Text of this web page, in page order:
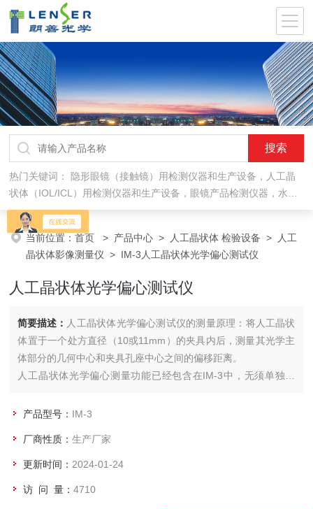
热门关键词： 隐形眼镜（接触镜）用检测仪器和生产设备，人工晶
状体（IOL/ICL）用检测仪器和生产设备，眼镜产品检测仪器，水气
处理环保设备
当前位置：首页 > 产品中心 > 人工晶状体 检验设备 >
人工
晶状体影像测量仪 > IM-3人工晶状体光学偏心测试仪
人工晶状体光学偏心测试仪
简要描述： 人工晶状体光学偏心测试仪的测量原理：将人工晶状
体置于一个处方直径（10或11mm）的夹具内后，测量其光学主
体部分的几何中心和夹具孔座中心之间的偏移距离。
人工晶状体光学偏心测量功能已经包含在IM-3中，无须单独采
产品型号： IM-3
厂商性质：生产厂家
更新时间： 2024-01-24
访 问 量：4710